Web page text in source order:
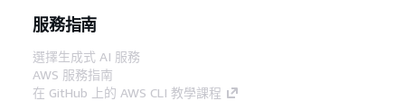
服務指南
選擇生成式 AI 服務
AWS 服務指南
在 GitHub 上的 AWS CLI 教學課程